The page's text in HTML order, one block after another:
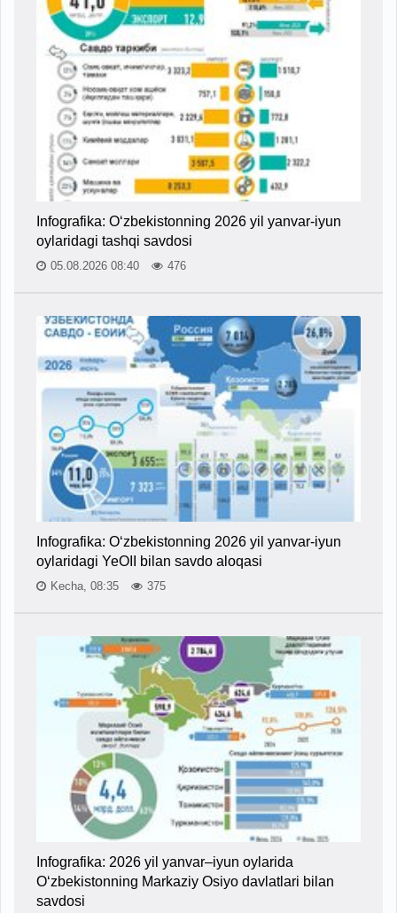
Infografika: O‘zbekistonning 2026 yil yanvar-iyun
oylaridagi tashqi savdosi
05.08.2026 08:40 476
Infografika: O‘zbekistonning 2026 yil yanvar-iyun
oylaridagi YeOII bilan savdo aloqasi
Kecha, 08:35 375
Infografika: 2026 yil yanvar–iyun oylarida
O‘zbekistonning Markaziy Osiyo davlatlari bilan
savdosi